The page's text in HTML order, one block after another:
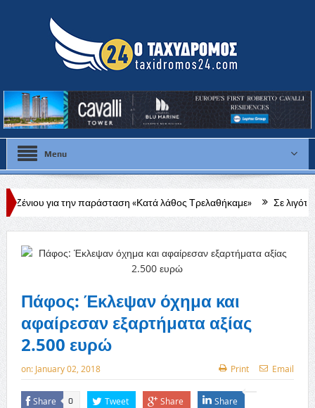
Menu
παράσταση «Κατά λάθος Τρελαθήκαμε» Σε λιγότερο από έναν
Πάφος: Έκλεψαν όχημα και
αφαίρεσαν εξαρτήματα αξίας
2.500 ευρώ
on: January 02, 2018 Print Email
Share 0 Tweet Share Share